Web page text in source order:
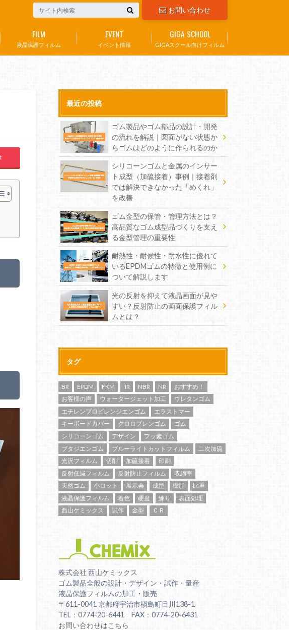
お問い合わせ
液晶保護フィルム
FILM
イベント情報
EVENT
GIGAスクール向けフィルム
GIGA SCHOOL
最近の投稿
ゴム製品やゴム部品の設計・開発
の流れを解説｜図面がない状態か
らゴムはどのように作られるのか
シリコーンゴムと金属のインサー
ト成型（加硫接着）事例｜接着剤
では解決できなかった「めくれ」
を改善
ゴム金型の保管・管理方法とは？
高品質なゴム成型品づくりを支え
る金型管理の重要性
耐熱性・耐候性・耐水性に優れて
いるEPDMゴムの特徴と使用例に
ついて解説します
光の反射を抑えて液晶画面が見や
すい？反射防止の画面保護フィル
ムとは？
タグ
BR EPDM FKM IIR NBR NR
おすすめ！
お客様の声
ウォータージェット加工
ウレタンゴム
エチレンプロピレンジエンゴム
エラストマー
キーボードカバー
クロロプレンゴム
ゴム
シリコーンゴム
デザイン
フッ素ゴム
ブタジエンゴム
ブルーライトカットフィルム
二次加硫
光沢フィルム
切削 加硫接着
印刷
反射低減フィルム
反射防止フィルム
収縮率
天然ゴム
小ロット 展示会 成型 樹脂
比重
液晶保護フィルム
着色 硬度 練り
表面処理
西山ケミックス
試作 金型 ＣＲ
株式会社 西山ケミックス
ゴム製品全般の設計・デザイン・試作・量産
液晶保護フィルムの加工・販売
〒611-0041 京都府宇治市槇島町目川138-1
TEL：0774-20-6441 FAX：0774-20-6431
お問い合わせはこちら